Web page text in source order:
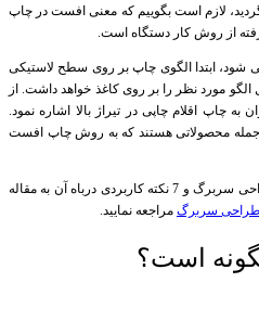
لازم است بگوییم که معنی افست در چاپ
شود، ابتدا الگوی چاپ بر روی سطح لاستیکی
مورد نظر را بر روی کاغذ خواهد داشت. از
چاپ اقلام چاپی در تیراژ بالا اشاره نمود.
جمله محصولاتی هستند که به روش چاپ افست
برای آشنایی و اطلاعات بیشتر درباره طراحی سربرگ و 7 نکته کاربردی درباه آن به مقاله
سربرگ مراجعه نمایید.
است؟